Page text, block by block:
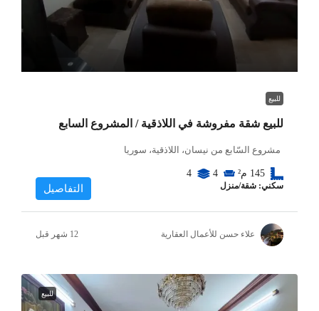
للبيع
للبيع شقة مفروشة في اللاذقية / المشروع السابع
مشروع السّابع من نيسان، اللاذقية، سوريا
145 م² 4
4
سكني: شقة/منزل التفاصيل
علاء حسن للأعمال العقارية
للبيع